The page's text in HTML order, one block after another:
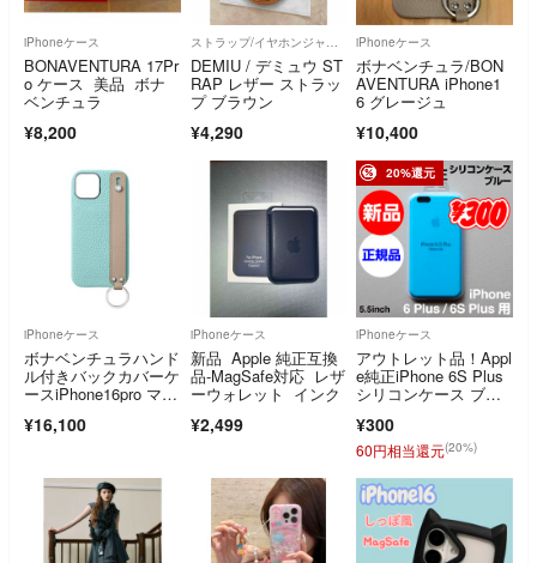
iPhoneケース
BONAVENTURA 17Pr
o ケース 美品 ボナ
ベンチュラ
¥8,200
ストラップ/イヤホンジャック
DEMIU / デミュウ ST
RAP レザー ストラッ
プ ブラウン
¥4,290
iPhoneケース
ボナベンチュラ/BON
AVENTURA iPhone1
6 グレージュ
¥10,400
iPhoneケース
ボナベンチュラハンド
ル付きバックカバーケ
ースiPhone16pro マー
¥16,100
iPhoneケース
新品 Apple 純正互換
品-MagSafe対応 レザ
ーウォレット インク
¥2,499
20%還元
iPhoneケース
アウトレット品！Appl
e純正iPhone 6S Plus
シリコンケース ブル
¥300
60円相当還元(20%)